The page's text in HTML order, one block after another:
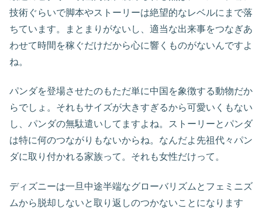
技術ぐらいで脚本やストーリーは絶望的なレベルにまで落
ちています。まとまりがないし、適当な出来事をつなぎあ
わせて時間を稼ぐだけだから心に響くものがないんですよ
ね。
パンダを登場させたのもただ単に中国を象徴する動物だか
らでしょ。それもサイズが大きすぎるから可愛いくもない
し、パンダの無駄遣いしてますよね。ストーリーとパンダ
は特に何のつながりもないからね。なんだよ先祖代々パン
ダに取り付かれる家族って。それも女性だけって。
ディズニーは一旦中途半端なグローバリズムとフェミニズ
ムから脱却しないと取り返しのつかないことになります